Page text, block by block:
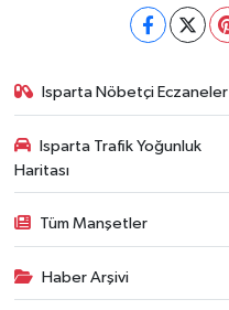
Isparta Nöbetçi Eczaneler
Isparta Trafik Yoğunluk
Haritası
Tüm Manşetler
Haber Arşivi